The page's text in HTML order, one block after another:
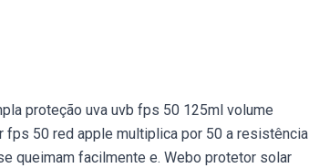
proteção uva uvb fps 50 125ml volume
fps 50 red apple multiplica por 50 a resistência
queimam facilmente e. Webo protetor solar